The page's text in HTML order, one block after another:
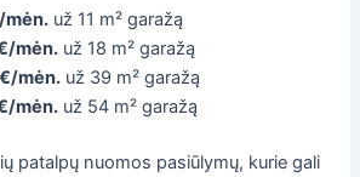
mėn. už 11 m² garažą
mėn. už 18 m² garažą
mėn. už 39 m² garažą
mėn. už 54 m² garažą
patalpų nuomos pasiūlymų, kurie gali